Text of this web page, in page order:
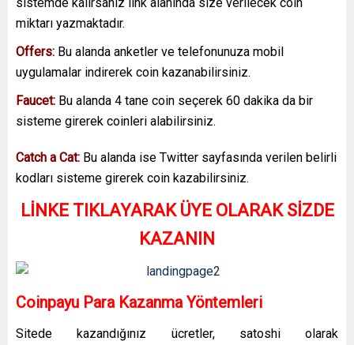
miktarı yazmaktadır.
Offers: Bu alanda anketler ve telefonunuza mobil
uygulamalar indirerek coin kazanabilirsiniz.
Faucet: Bu alanda 4 tane coin seçerek 60 dakika da bir
sisteme girerek coinleri alabilirsiniz.
Catch a Cat: Bu alanda ise Twitter sayfasında verilen belirli
kodları sisteme girerek coin kazabilirsiniz.
LİNKE TIKLAYARAK ÜYE OLARAK SİZDE
KAZANIN
Coinpayu Para Kazanma Yöntemleri
Sitede kazandığınız ücretler, satoshi olarak